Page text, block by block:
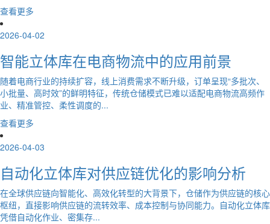
查看更多
2026-04-02
智能立体库在电商物流中的应用前景
随着电商行业的持续扩容，线上消费需求不断升级，订单呈现“多批次、
小批量、高时效”的鲜明特征，传统仓储模式已难以适配电商物流高频作
业、精准管控、柔性调度的...
查看更多
2026-04-03
自动化立体库对供应链优化的影响分析
在全球供应链向智能化、高效化转型的大背景下，仓储作为供应链的核心
枢纽，直接影响供应链的流转效率、成本控制与协同能力。自动化立体库
凭借自动化作业、密集存...